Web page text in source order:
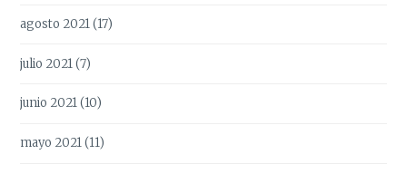
agosto 2021(17)
julio 2021(7)
junio 2021(10)
mayo 2021(11)